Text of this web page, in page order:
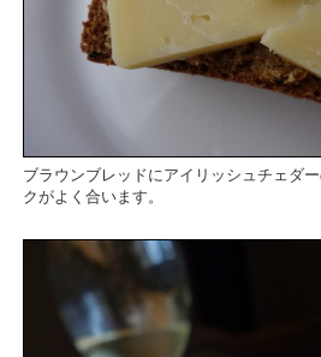
ブラウンブレッドにアイリッシュチェダ
クがよく合います。